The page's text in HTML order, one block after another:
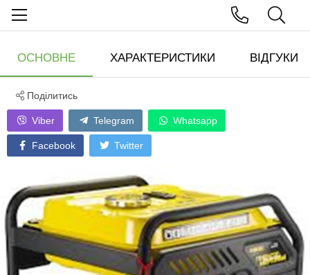
ОСНОВНЕ ХАРАКТЕРИСТИКИ ВІДГУКИ
Поділитись
Viber Telegram Whatsapp
Facebook Twitter